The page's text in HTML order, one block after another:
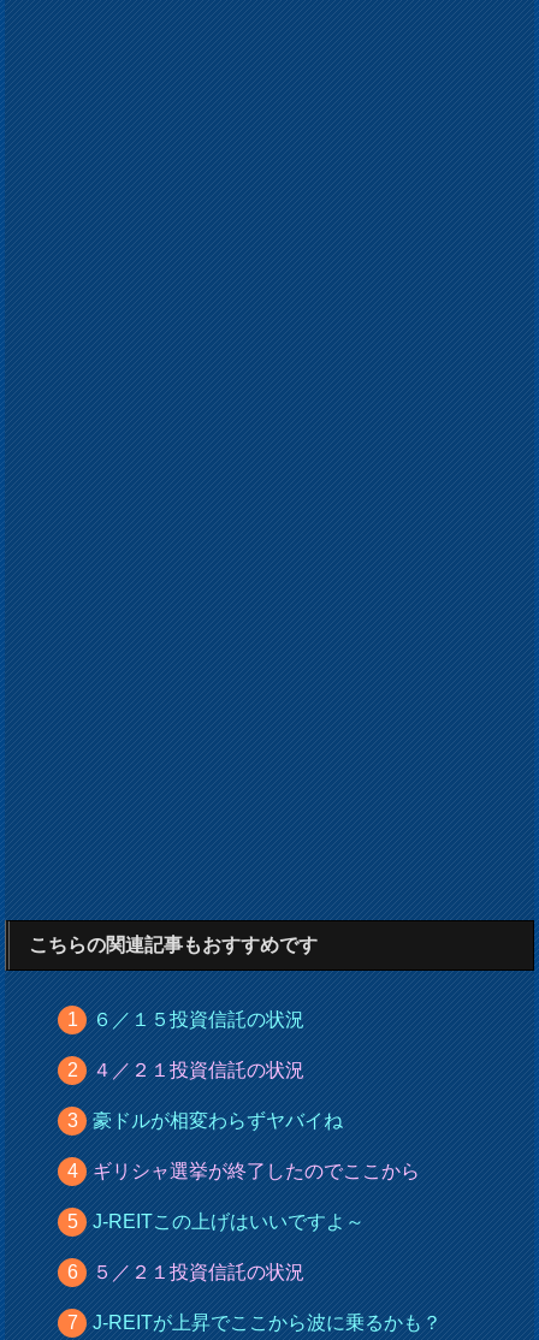
こちらの関連記事もおすすめです
６／１５投資信託の状況
４／２１投資信託の状況
豪ドルが相変わらずヤバイね
ギリシャ選挙が終了したのでここから
J-REITこの上げはいいですよ～
５／２１投資信託の状況
J-REITが上昇でここから波に乗るかも？